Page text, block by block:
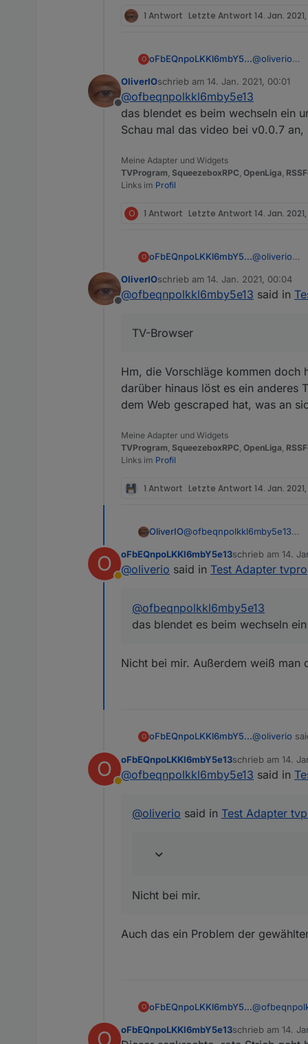
1 Antwort Letzte Antwort 14. Jan.
O oFbEQnpoLKKl6mbY5e13@oliverio
Ah, jetzt
Datum wäre
Offline
OliverIOschrieb am 14. Jan. 2021, 00:01
zuletzt editiert von
@ofbeqnpolkkl6mby5e13
das blendet es beim wechseln ein
Schau mal das video bei v0.0.7
Meine Adapter und Widgets
TVProgram, SqueezeboxRPC, OpenLiga,
Links im Profil
O 1 Antwort Letzte Antwort 14. Jan.
O oFbEQnpoLKKl6mbY5e13@oliverio
konnte ich
Offline
OliverIOschrieb am 14. Jan. 2021, 00:04
zuletzt editiert von
@ofbeqnpolkkl6mby5e13 said in
TV-Browser
Hm, die Vorschläge kommen doch
darüber hinaus löst es ein anderes
dem Web gescraped hat, was an
Meine Adapter und Widgets
TVProgram, SqueezeboxRPC, OpenLiga,
Links im Profil
1 Antwort Letzte Antwort 14. Jan.
OliverIO@ofbeqnpolkkl6mby5e13
Schau mal das video bei
O
Abwesend
oFbEQnpoLKKl6mbY5e13schrieb am 14.
zuletzt editiert
@oliverio said in Test Adapter
@ofbeqnpolkkl6mby5e13
das blendet es beim wechseln
Nicht bei mir. Außerdem weiß man
O oFbEQnpoLKKl6mbY5e13@oliverio
@
O
Abwesend
oFbEQnpoLKKl6mbY5e13schrieb am 14.
zuletzt editiert
@ofbeqnpolkkl6mby5e13 said in
@oliverio said in Test Adapter
Nicht bei mir.
Auch das ein Problem der
O oFbEQnpoLKKl6mbY5e13@
O oFbEQnpoLKKl6mbY5e13schrieb am 14.
zuletzt editiert